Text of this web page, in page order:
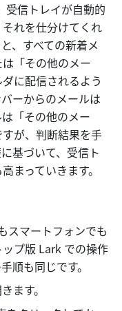
受信トレイが自動的
れを仕分けてくれ
、すべての新着メ
「その他のメー
に配信されるよう
ーからのメールは
「その他のメー
が、判断結果を手
基づいて、受信ト
まっていきます。
スマートフォンでも
プ版 Lark での操作
順も同じです。
ます。